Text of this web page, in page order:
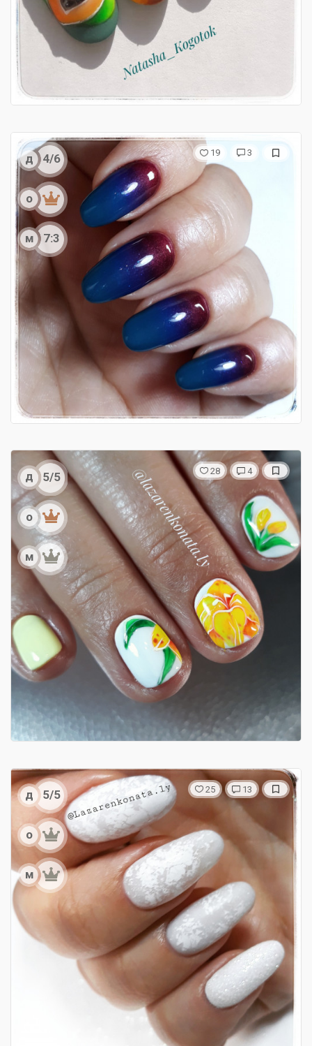
д 4/6
о
м 7:3
19 3
д 5/5
о
м
28 4
д 5/5
о
м
25 13